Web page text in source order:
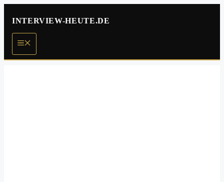
Inhalt
springen
INTERVIEW-HEUTE.DE
Menü